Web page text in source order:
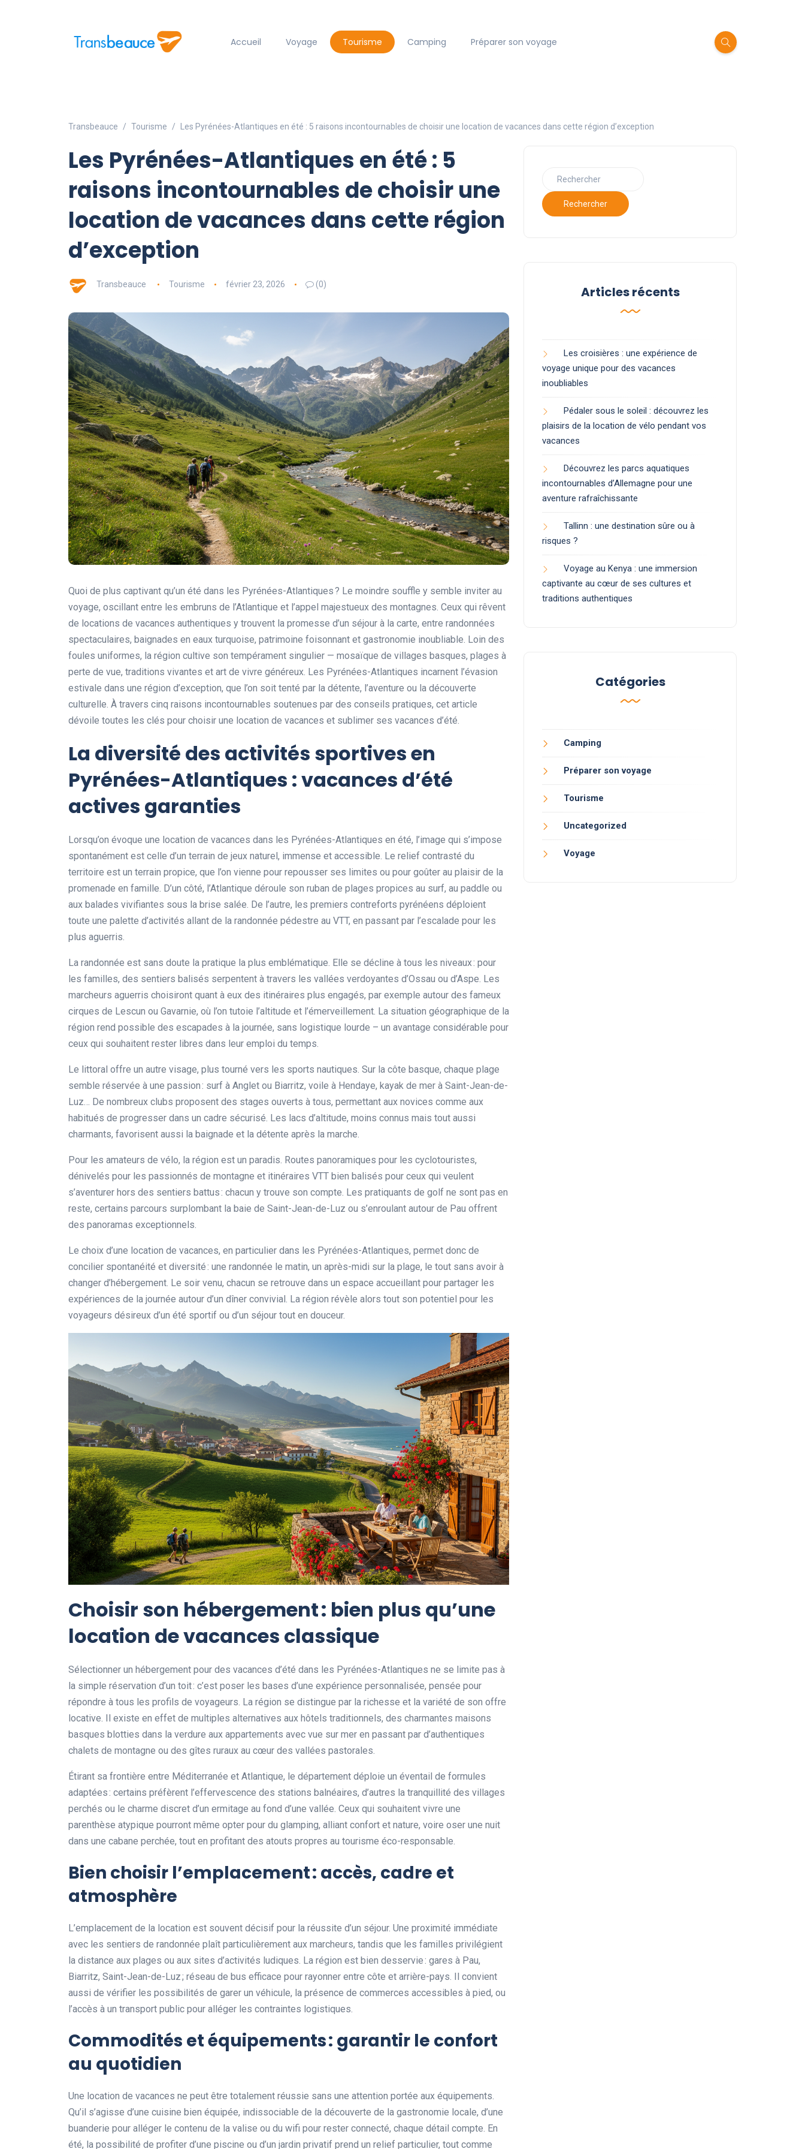
Accueil Voyage Tourisme Camping Préparer son voyage
Transbeauce Tourisme Les Pyrénées-Atlantiques en été : 5 raisons incontournables de choisir une location de vacances dans cette région d’exception
Les Pyrénées-Atlantiques en été : 5
raisons incontournables de choisir une
location de vacances dans cette région
d’exception
Transbeauce Tourisme février 23, 2026 (0)
Quoi de plus captivant qu’un été dans les Pyrénées-Atlantiques ? Le moindre souffle y semble inviter au
voyage, oscillant entre les embruns de l’Atlantique et l’appel majestueux des montagnes. Ceux qui rêvent
de locations de vacances authentiques y trouvent la promesse d’un séjour à la carte, entre randonnées
spectaculaires, baignades en eaux turquoise, patrimoine foisonnant et gastronomie inoubliable. Loin des
foules uniformes, la région cultive son tempérament singulier — mosaïque de villages basques, plages à
perte de vue, traditions vivantes et art de vivre généreux. Les Pyrénées-Atlantiques incarnent l’évasion
estivale dans une région d’exception, que l’on soit tenté par la détente, l’aventure ou la découverte
culturelle. À travers cinq raisons incontournables soutenues par des conseils pratiques, cet article
dévoile toutes les clés pour choisir une location de vacances et sublimer ses vacances d’été.
La diversité des activités sportives en
Pyrénées-Atlantiques : vacances d’été
actives garanties
Lorsqu’on évoque une location de vacances dans les Pyrénées-Atlantiques en été, l’image qui s’impose
spontanément est celle d’un terrain de jeux naturel, immense et accessible. Le relief contrasté du
territoire est un terrain propice, que l’on vienne pour repousser ses limites ou pour goûter au plaisir de la
promenade en famille. D’un côté, l’Atlantique déroule son ruban de plages propices au surf, au paddle ou
aux balades vivifiantes sous la brise salée. De l’autre, les premiers contreforts pyrénéens déploient
toute une palette d’activités allant de la randonnée pédestre au VTT, en passant par l’escalade pour les
plus aguerris.
La randonnée est sans doute la pratique la plus emblématique. Elle se décline à tous les niveaux : pour
les familles, des sentiers balisés serpentent à travers les vallées verdoyantes d’Ossau ou d’Aspe. Les
marcheurs aguerris choisiront quant à eux des itinéraires plus engagés, par exemple autour des fameux
cirques de Lescun ou Gavarnie, où l’on tutoie l’altitude et l’émerveillement. La situation géographique de la
région rend possible des escapades à la journée, sans logistique lourde – un avantage considérable pour
ceux qui souhaitent rester libres dans leur emploi du temps.
Le littoral offre un autre visage, plus tourné vers les sports nautiques. Sur la côte basque, chaque plage
semble réservée à une passion : surf à Anglet ou Biarritz, voile à Hendaye, kayak de mer à Saint-Jean-de-
Luz… De nombreux clubs proposent des stages ouverts à tous, permettant aux novices comme aux
habitués de progresser dans un cadre sécurisé. Les lacs d’altitude, moins connus mais tout aussi
charmants, favorisent aussi la baignade et la détente après la marche.
Pour les amateurs de vélo, la région est un paradis. Routes panoramiques pour les cyclotouristes,
dénivelés pour les passionnés de montagne et itinéraires VTT bien balisés pour ceux qui veulent
s’aventurer hors des sentiers battus : chacun y trouve son compte. Les pratiquants de golf ne sont pas en
reste, certains parcours surplombant la baie de Saint-Jean-de-Luz ou s’enroulant autour de Pau offrent
des panoramas exceptionnels.
Le choix d’une location de vacances, en particulier dans les Pyrénées-Atlantiques, permet donc de
concilier spontanéité et diversité : une randonnée le matin, un après-midi sur la plage, le tout sans avoir à
changer d’hébergement. Le soir venu, chacun se retrouve dans un espace accueillant pour partager les
expériences de la journée autour d’un dîner convivial. La région révèle alors tout son potentiel pour les
voyageurs désireux d’un été sportif ou d’un séjour tout en douceur.
Choisir son hébergement : bien plus qu’une
location de vacances classique
Sélectionner un hébergement pour des vacances d’été dans les Pyrénées-Atlantiques ne se limite pas à
la simple réservation d’un toit : c’est poser les bases d’une expérience personnalisée, pensée pour
répondre à tous les profils de voyageurs. La région se distingue par la richesse et la variété de son offre
locative. Il existe en effet de multiples alternatives aux hôtels traditionnels, des charmantes maisons
basques blotties dans la verdure aux appartements avec vue sur mer en passant par d’authentiques
chalets de montagne ou des gîtes ruraux au cœur des vallées pastorales.
Étirant sa frontière entre Méditerranée et Atlantique, le département déploie un éventail de formules
adaptées : certains préfèrent l’effervescence des stations balnéaires, d’autres la tranquillité des villages
perchés ou le charme discret d’un ermitage au fond d’une vallée. Ceux qui souhaitent vivre une
parenthèse atypique pourront même opter pour du glamping, alliant confort et nature, voire oser une nuit
dans une cabane perchée, tout en profitant des atouts propres au tourisme éco-responsable.
Bien choisir l’emplacement : accès, cadre et
atmosphère
L’emplacement de la location est souvent décisif pour la réussite d’un séjour. Une proximité immédiate
avec les sentiers de randonnée plaît particulièrement aux marcheurs, tandis que les familles privilégient
la distance aux plages ou aux sites d’activités ludiques. La région est bien desservie : gares à Pau,
Biarritz, Saint-Jean-de-Luz ; réseau de bus efficace pour rayonner entre côte et arrière-pays. Il convient
aussi de vérifier les possibilités de garer un véhicule, la présence de commerces accessibles à pied, ou
l’accès à un transport public pour alléger les contraintes logistiques.
Commodités et équipements : garantir le confort
au quotidien
Une location de vacances ne peut être totalement réussie sans une attention portée aux équipements.
Qu’il s’agisse d’une cuisine bien équipée, indissociable de la découverte de la gastronomie locale, d’une
buanderie pour alléger le contenu de la valise ou du wifi pour rester connecté, chaque détail compte. En
été, la possibilité de profiter d’une piscine ou d’un jardin privatif prend un relief particulier, tout comme
Articles récents
Les croisières : une expérience de
voyage unique pour des vacances
inoubliables
Pédaler sous le soleil : découvrez les
plaisirs de la location de vélo pendant vos
vacances
Découvrez les parcs aquatiques
incontournables d’Allemagne pour une
aventure rafraîchissante
Tallinn : une destination sûre ou à
risques ?
Voyage au Kenya : une immersion
captivante au cœur de ses cultures et
traditions authentiques
Catégories
Camping
Préparer son voyage
Tourisme
Uncategorized
Voyage